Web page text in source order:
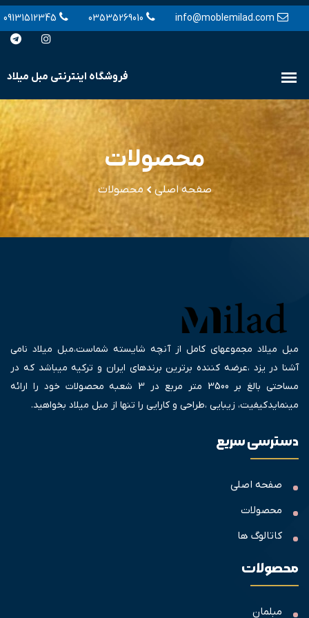
محصولات
صفحه اصلی محصولات
مبل میلاد مجموعهای کامل از آنچه شایسته شماست،مبل میلاد نامی
آشنا در یزد ،عرضه کننده برترین برندهای ایران و ترکیه میباشد که در
مساحتی بالغ بر 3500 متر مربع در 3 شعبه محصولات خود را ارائه
مینمایدکیفیت، زیبایی ،طراحی و کارایی را تنها از مبل میلاد بخواهید.
دسترسی سریع
صفحه اصلی
محصولات
کاتالوگ ها
محصولات
مبلمان